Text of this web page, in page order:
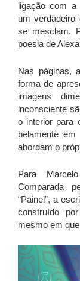
ligação com a
um verdadeiro
se mesclam.
poesia de
Nas páginas,
forma de
imagens
inconsciente
o interior para
belamente
abordam o
Para
Comparada
“Painel”, a
construído
mesmo em